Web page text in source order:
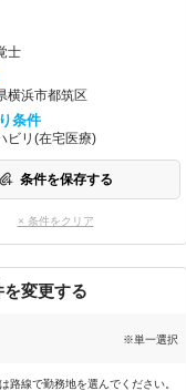
士
横浜市都筑区
条件
ビリ(在宅医療)
条件を保存する
× 条件をクリア
変更する
※単一選択
路線で勤務地を選んでください。